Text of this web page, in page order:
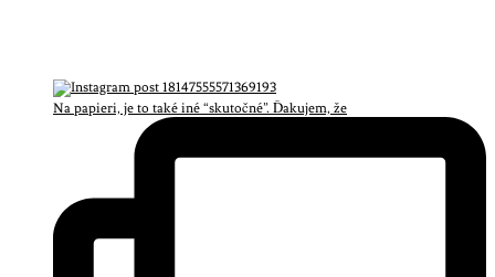
Na papieri, je to také iné “skutočné”. Ďakujem, že